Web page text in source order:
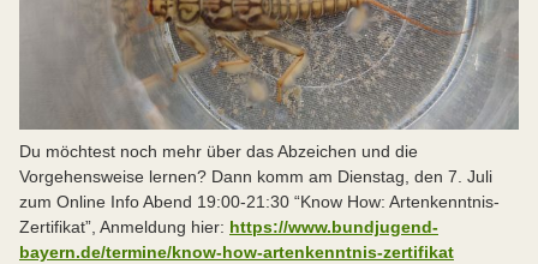
Du möchtest noch mehr über das Abzeichen und die
Vorgehensweise lernen? Dann komm am Dienstag, den 7. Juli
zum Online Info Abend 19:00-21:30 “Know How: Artenkenntnis-
Zertifikat”, Anmeldung hier: https://www.bundjugend-
bayern.de/termine/know-how-artenkenntnis-zertifikat